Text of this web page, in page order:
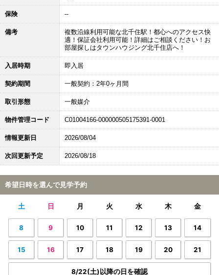
保険 --
備考
複数沿線利用可能な北千住駅！都心へのアクセス快
適！保証会社利用可能！詳細はご相談ください！お
部屋探しはタウンハウジング北千住店へ！
入居時期 即入居
契約期間 一般契約：2年0ヶ月間
取引形態 一般媒介
物件管理コード C01004166-000000505175391-0001
情報更新日 2026/08/04
次回更新予定 2026/08/18
希望日時を選んで見学予約
土 日 月 火 水 木 金
8 9 10 11 12 13 14
15 16 17 18 19 20 21
8/22(土)以降の日を確認